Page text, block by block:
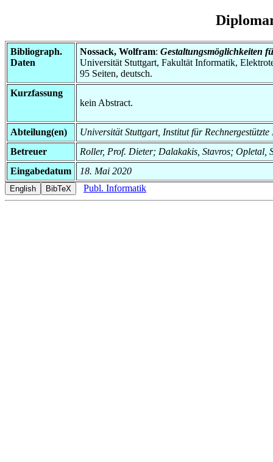
Bibliograph.
Daten
Nossack, Wolfram: Gestaltungsmöglichkeiten
Universität Stuttgart, Fakultät Informatik,
95 Seiten, deutsch.
Kurzfassung
kein Abstract.
Abteilung(en)
Universität Stuttgart, Institut für Rechnergestützte
Betreuer
Roller, Prof. Dieter; Dalakakis, Stavros; Opletal,
Eingabedatum
18. Mai 2020
Publ. Informatik